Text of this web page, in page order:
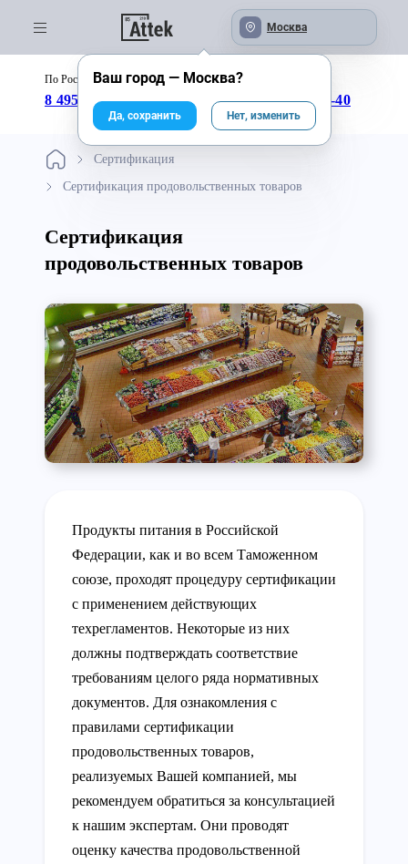
Москва
По России бесплатно:
8 495 246-04-43 8 800 333-25-40
Сертификация
Сертификация продовольственных товаров
Сертификация
продовольственных товаров
Продукты питания в Российской
Федерации, как и во всем Таможенном
союзе, проходят процедуру сертификации
с применением действующих
техрегламентов. Некоторые из них
должны подтверждать соответствие
требованиям целого ряда нормативных
документов. Для ознакомления с
правилами сертификации
продовольственных товаров,
реализуемых Вашей компанией, мы
рекомендуем обратиться за консультацией
к нашим экспертам. Они проводят
оценку качества продовольственной
Ваш город — Москва?
Да, сохранить Нет, изменить